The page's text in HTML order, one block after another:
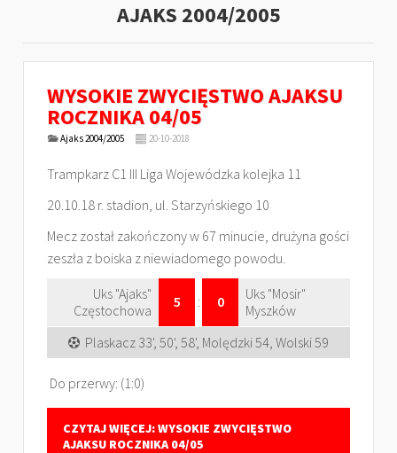
AJAKS 2004/2005
WYSOKIE ZWYCIĘSTWO AJAKSU
ROCZNIKA 04/05
Ajaks 2004/2005 20-10-2018
Trampkarz C1 III Liga Wojewódzka kolejka 11
20.10.18 r. stadion, ul. Starzyńskiego 10
Mecz został zakończony w 67 minucie, drużyna gości
zeszła z boiska z niewiadomego powodu.
Uks "Ajaks"
Częstochowa
5 : 0
Uks "Mosir"
Myszków
Plaskacz 33', 50', 58', Molędzki 54, Wolski 59
Do przerwy: (1:0)
CZYTAJ WIĘCEJ: WYSOKIE ZWYCIĘSTWO
AJAKSU ROCZNIKA 04/05